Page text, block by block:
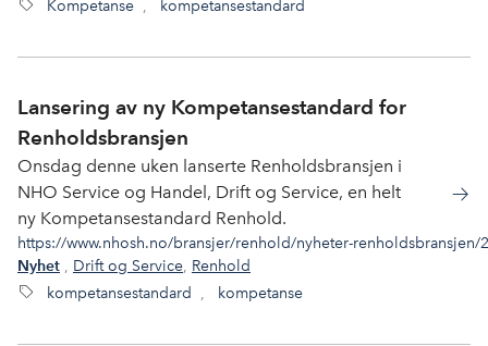
Kompetanse , kompetansestandard
Lansering av ny Kompetansestandard for
Renholdsbransjen
Onsdag denne uken lanserte Renholdsbransjen i
NHO Service og Handel, Drift og Service, en helt
ny Kompetansestandard Renhold.
https://www.nhosh.no/bransjer/renhold/nyheter-
Nyhet , Drift og Service, Renhold
kompetansestandard , kompetanse